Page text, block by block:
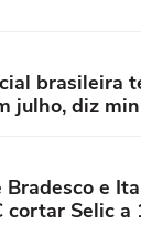
brasileira
julho, diz
e
cortar Selic a